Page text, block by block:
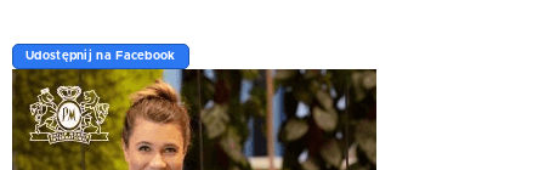
Udostępnij na Facebook